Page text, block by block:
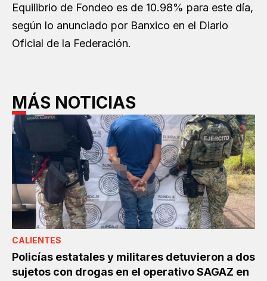
Equilibrio de Fondeo es de 10.98% para este día,
según lo anunciado por Banxico en el Diario
Oficial de la Federación.
MÁS NOTICIAS
CALIENTES
Policías estatales y militares detuvieron a dos
sujetos con drogas en el operativo SAGAZ en